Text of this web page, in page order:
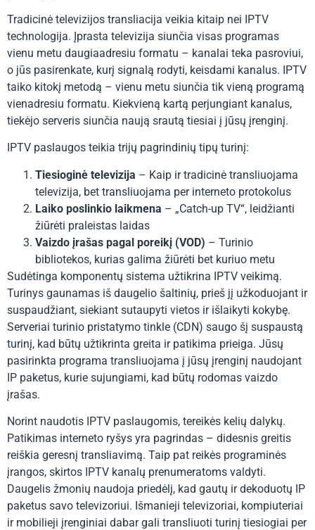
Tradicinė televizijos transliacija veikia kitaip nei IPTV
technologija. Įprasta televizija siunčia visas programas
vienu metu daugiaadresiu formatu – kanalai teka pasroviui,
o jūs pasirenkate, kurį signalą rodyti, keisdami kanalus. IPTV
taiko kitokį metodą – vienu metu siunčia tik vieną programą
vienadresiu formatu. Kiekvieną kartą perjungiant kanalus,
tiekėjo serveris siunčia naują srautą tiesiai į jūsų įrenginį.
IPTV paslaugos teikia trijų pagrindinių tipų turinį:
Tiesioginė televizija – Kaip ir tradicinė transliuojama
televizija, bet transliuojama per interneto protokolus
Laiko poslinkio laikmena – „Catch-up TV“, leidžianti
žiūrėti praleistas laidas
Vaizdo įrašas pagal poreikį (VOD) – Turinio
bibliotekos, kurias galima žiūrėti bet kuriuo metu
Sudėtinga komponentų sistema užtikrina IPTV veikimą.
Turinys gaunamas iš daugelio šaltinių, prieš jį užkoduojant ir
suspaudžiant, siekiant sutaupyti vietos ir išlaikyti kokybę.
Serveriai turinio pristatymo tinkle (CDN) saugo šį suspaustą
turinį, kad būtų užtikrinta greita ir patikima prieiga. Jūsų
pasirinkta programa transliuojama į jūsų įrenginį naudojant
IP paketus, kurie sujungiami, kad būtų rodomas vaizdo
įrašas.
Norint naudotis IPTV paslaugomis, tereikės kelių dalykų.
Patikimas interneto ryšys yra pagrindas – didesnis greitis
reiškia geresnį transliavimą. Taip pat reikės programinės
įrangos, skirtos IPTV kanalų prenumeratoms valdyti.
Daugelis žmonių naudoja priedėlį, kad gautų ir dekoduotų IP
paketus savo televizoriui. Išmanieji televizoriai, kompiuteriai
ir mobilieji įrenginiai dabar gali transliuoti turinį tiesiogiai per